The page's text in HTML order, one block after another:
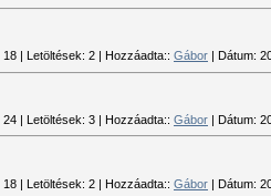
18 Letöltések: 2 Hozzáadta:: Gábor Dátum:
24 | Letöltések: 3 | Hozzáadta:: Gábor | Dátum:
18 | Letöltések: 2 | Hozzáadta:: Gábor | Dátum: